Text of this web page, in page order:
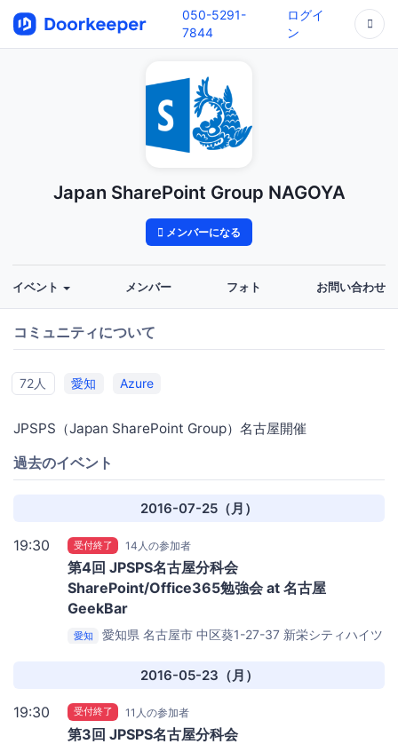
050-5291-
7844
ログイ
ン
Japan SharePoint Group NAGOYA
メンバーになる
イベント メンバー フォト お問い合わせ
コミュニティについて
72人 愛知 Azure
JPSPS（Japan SharePoint Group）名古屋開催
過去のイベント
2016-07-25（月）
19:30 受付終了 14人の参加者
第4回 JPSPS名古屋分科会
SharePoint/Office365勉強会 at 名古屋
GeekBar
愛知
愛知県 名古屋市 中区葵1-27-37 新栄シティハイツ
2016-05-23（月）
19:30 受付終了 11人の参加者
第3回 JPSPS名古屋分科会